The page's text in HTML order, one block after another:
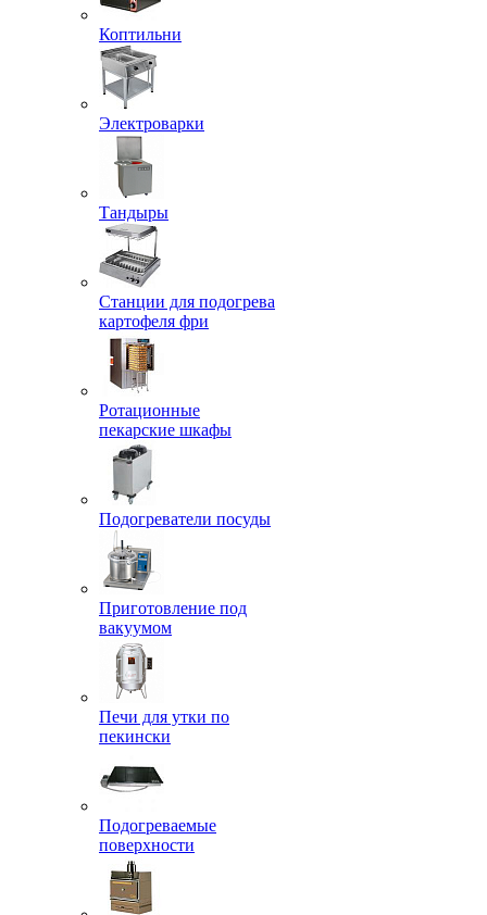
Коптильни
Электроварки
Тандыры
Станции для подогрева
картофеля фри
Ротационные
пекарские шкафы
Подогреватели посуды
Приготовление под
вакуумом
Печи для утки по
пекински
Подогреваемые
поверхности